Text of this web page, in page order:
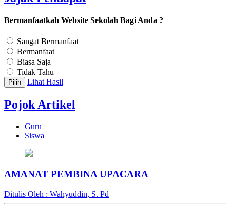
Bermanfaatkah Website Sekolah Bagi Anda ?
Sangat Bermanfaat
Bermanfaat
Biasa Saja
Tidak Tahu
Pilih Lihat Hasil
Pojok Artikel
Guru
Siswa
AMANAT PEMBINA UPACARA
Ditulis Oleh : Wahyuddin, S. Pd